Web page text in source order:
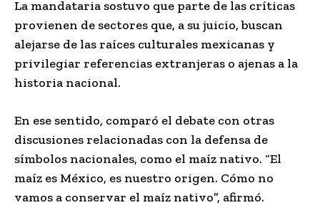
La mandataria sostuvo que parte de las críticas
provienen de sectores que, a su juicio, buscan
alejarse de las raíces culturales mexicanas y
privilegiar referencias extranjeras o ajenas a la
historia nacional.
En ese sentido, comparó el debate con otras
discusiones relacionadas con la defensa de
símbolos nacionales, como el maíz nativo. “El
maíz es México, es nuestro origen. Cómo no
vamos a conservar el maíz nativo”, afirmó.